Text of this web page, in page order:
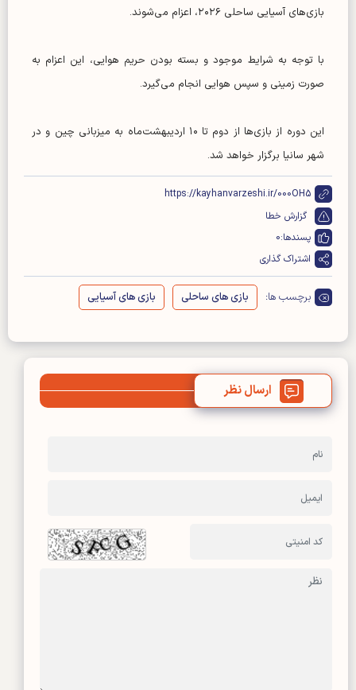
بازی‌های آسیایی ساحلی ۲۰۲۶، اعزام می‌شوند.
با توجه به شرایط موجود و بسته بودن حریم هوایی، این اعزام به
صورت زمینی و سپس هوایی انجام می‌گیرد.
این دوره از بازی‌ها از دوم تا ۱۰ اردیبهشت‌ماه به میزبانی چین و در
شهر سانیا برگزار خواهد شد.
https://kayhanvarzeshi.ir/000OH5
گزارش خطا
پسندها:0
اشتراک گذاری
برچسب ها: بازی های ساحلی بازی های آسیایی
ارسال نظر